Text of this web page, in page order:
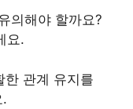
의해야 할까요?
요.
한 관계 유지를
.